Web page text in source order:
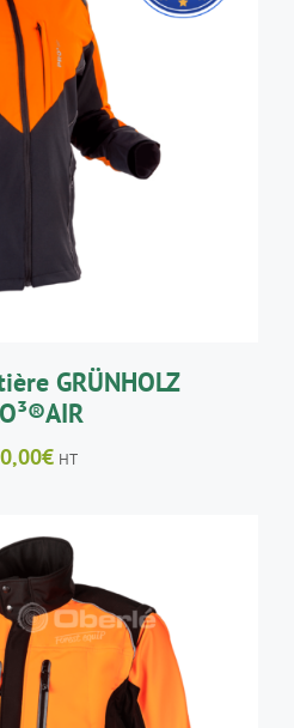
CE
PRODUIT
A
PLUSIEURS
VARIATIONS.
LES
OPTIONS
PEUVENT
LA
PAGE
DU
/ DÉTAILS
GRÜNHOLZ
€ HT